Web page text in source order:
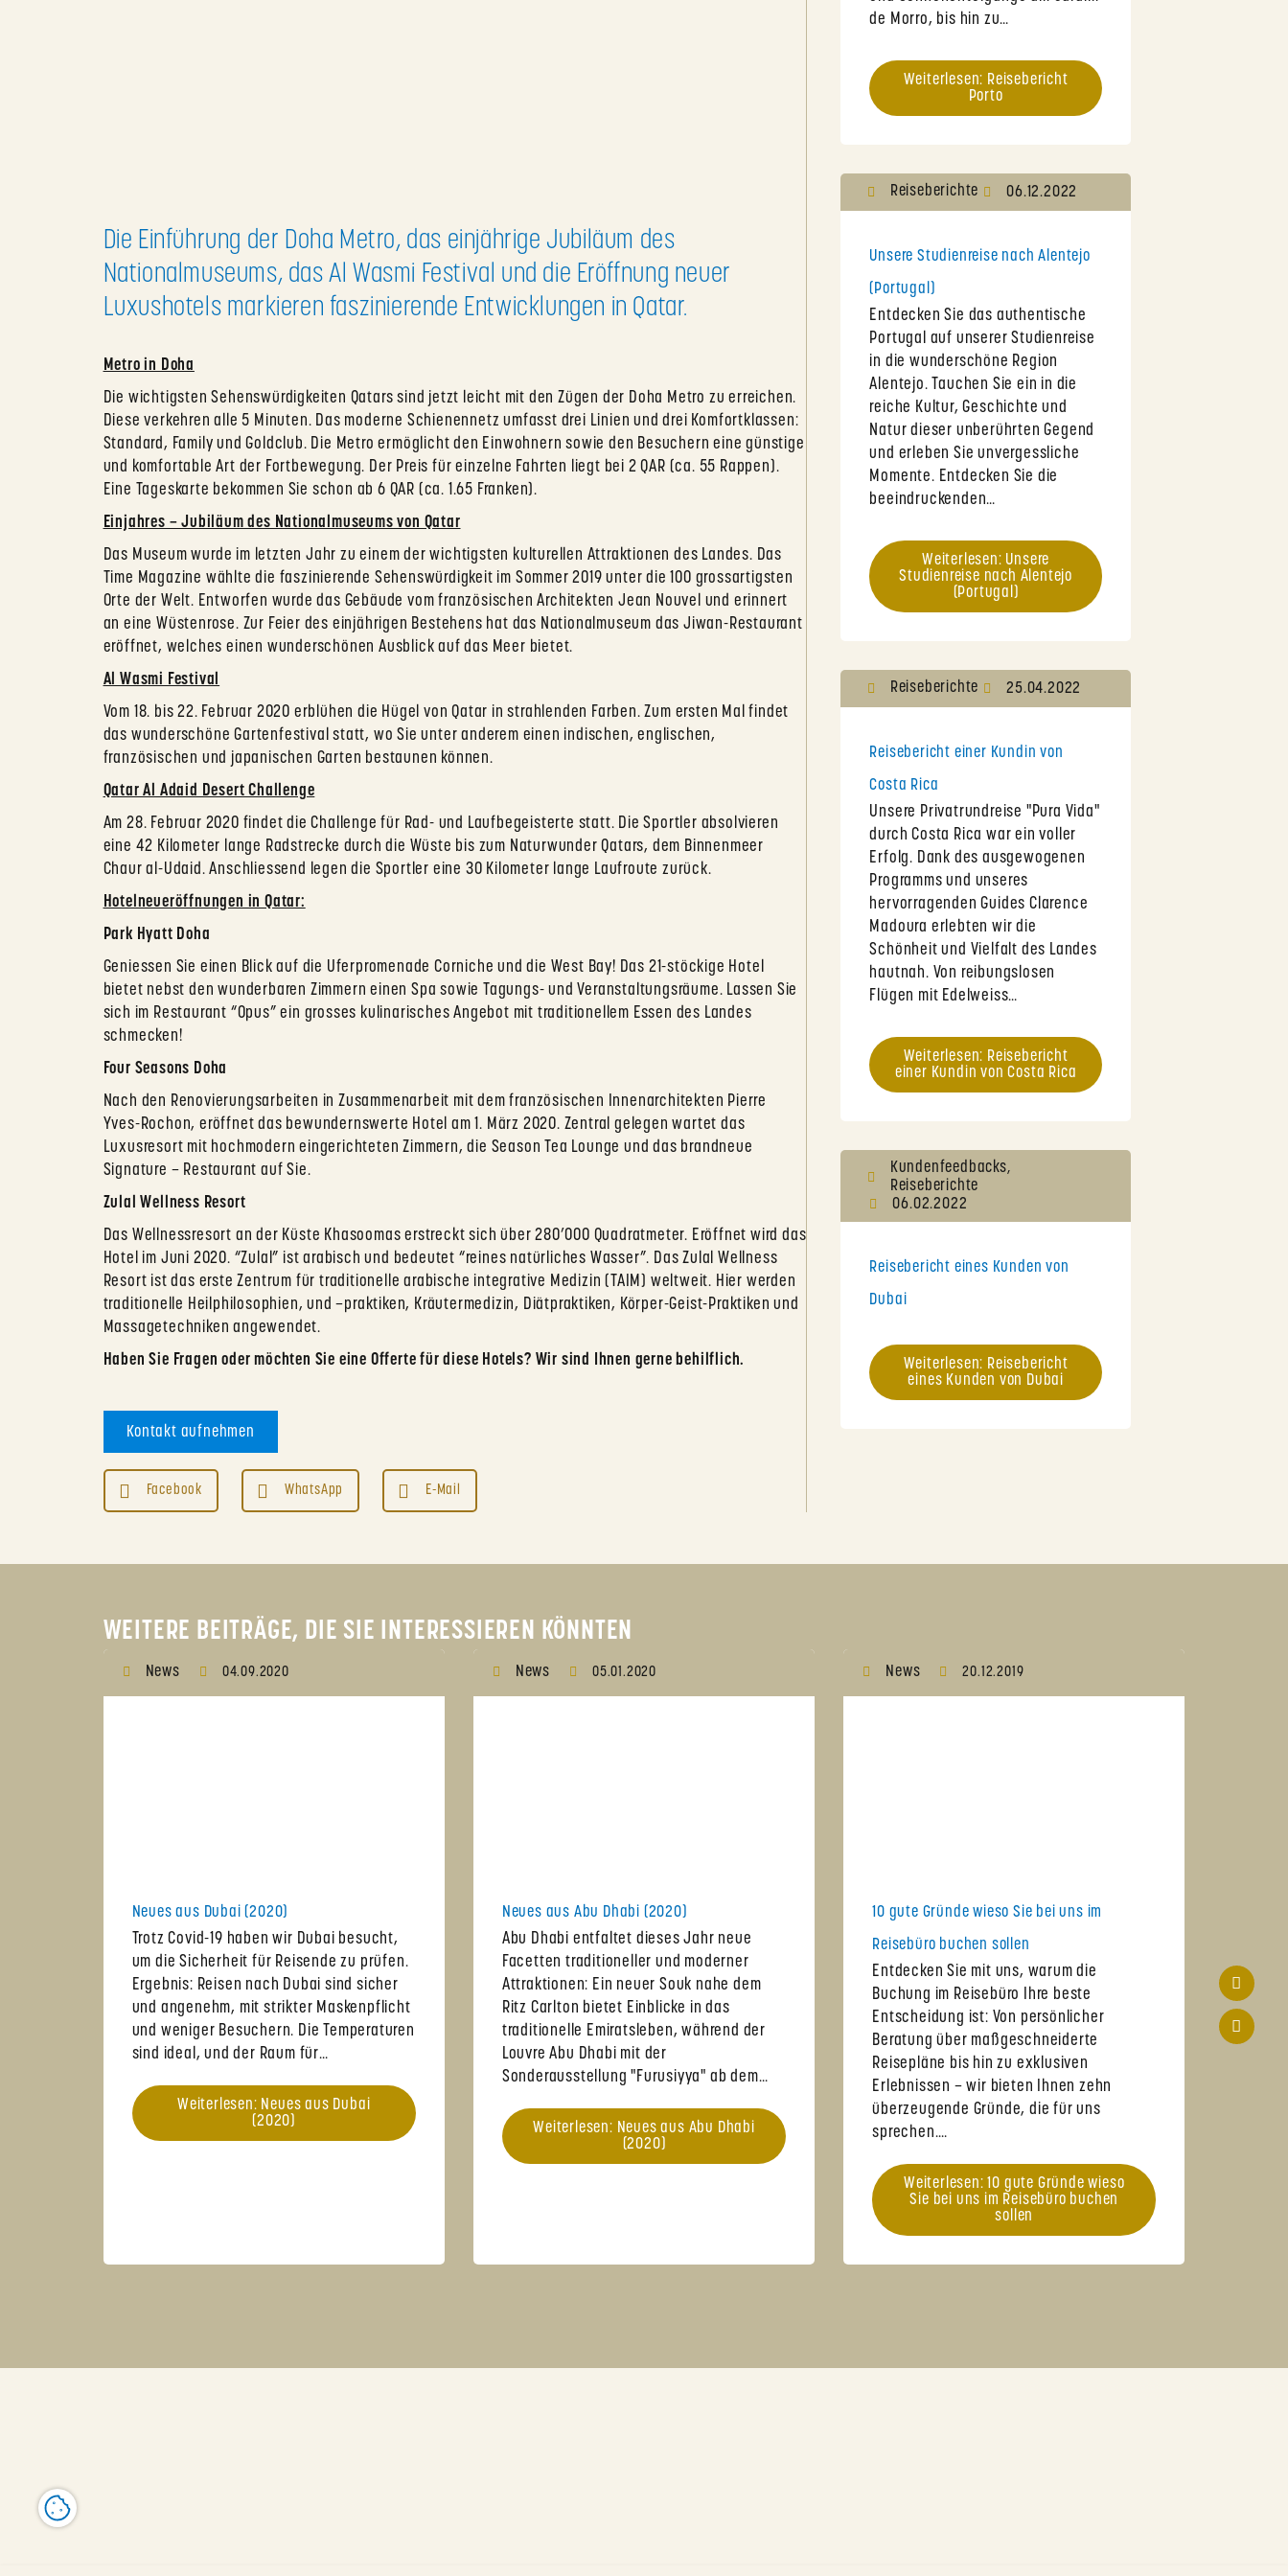
Die Einführung der Doha Metro, das einjährige Jubiläum des
Nationalmuseums, das Al Wasmi Festival und die Eröffnung neuer
Luxushotels markieren faszinierende Entwicklungen in Qatar.
Metro in Doha
Die wichtigsten Sehenswürdigkeiten Qatars sind jetzt leicht mit den Zügen der Doha Metro zu erreichen.
Diese verkehren alle 5 Minuten. Das moderne Schienennetz umfasst drei Linien und drei Komfortklassen:
Standard, Family und Goldclub. Die Metro ermöglicht den Einwohnern sowie den Besuchern eine günstige
und komfortable Art der Fortbewegung. Der Preis für einzelne Fahrten liegt bei 2 QAR (ca. 55 Rappen).
Eine Tageskarte bekommen Sie schon ab 6 QAR (ca. 1.65 Franken).
Einjahres – Jubiläum des Nationalmuseums von Qatar
Das Museum wurde im letzten Jahr zu einem der wichtigsten kulturellen Attraktionen des Landes. Das
Time Magazine wählte die faszinierende Sehenswürdigkeit im Sommer 2019 unter die 100 grossartigsten
Orte der Welt. Entworfen wurde das Gebäude vom französischen Architekten Jean Nouvel und erinnert
an eine Wüstenrose. Zur Feier des einjährigen Bestehens hat das Nationalmuseum das Jiwan-Restaurant
eröffnet, welches einen wunderschönen Ausblick auf das Meer bietet.
Al Wasmi Festival
Vom 18. bis 22. Februar 2020 erblühen die Hügel von Qatar in strahlenden Farben. Zum ersten Mal findet
das wunderschöne Gartenfestival statt, wo Sie unter anderem einen indischen, englischen,
französischen und japanischen Garten bestaunen können.
Qatar Al Adaid Desert Challenge
Am 28. Februar 2020 findet die Challenge für Rad- und Laufbegeisterte statt. Die Sportler absolvieren
eine 42 Kilometer lange Radstrecke durch die Wüste bis zum Naturwunder Qatars, dem Binnenmeer
Chaur al-Udaid. Anschliessend legen die Sportler eine 30 Kilometer lange Laufroute zurück.
Hotelneueröffnungen in Qatar:
Park Hyatt Doha
Geniessen Sie einen Blick auf die Uferpromenade Corniche und die West Bay! Das 21-stöckige Hotel
bietet nebst den wunderbaren Zimmern einen Spa sowie Tagungs- und Veranstaltungsräume. Lassen Sie
sich im Restaurant “Opus” ein grosses kulinarisches Angebot mit traditionellem Essen des Landes
schmecken!
Four Seasons Doha
Nach den Renovierungsarbeiten in Zusammenarbeit mit dem französischen Innenarchitekten Pierre
Yves-Rochon, eröffnet das bewundernswerte Hotel am 1. März 2020. Zentral gelegen wartet das
Luxusresort mit hochmodern eingerichteten Zimmern, die Season Tea Lounge und das brandneue
Signature – Restaurant auf Sie.
Zulal Wellness Resort
Das Wellnessresort an der Küste Khasoomas erstreckt sich über 280’000 Quadratmeter. Eröffnet wird das
Hotel im Juni 2020. “Zulal” ist arabisch und bedeutet “reines natürliches Wasser”. Das Zulal Wellness
Resort ist das erste Zentrum für traditionelle arabische integrative Medizin (TAIM) weltweit. Hier werden
traditionelle Heilphilosophien, und –praktiken, Kräutermedizin, Diätpraktiken, Körper-Geist-Praktiken und
Massagetechniken angewendet.
Haben Sie Fragen oder möchten Sie eine Offerte für diese Hotels? Wir sind Ihnen gerne behilflich.
Kontakt aufnehmen
Facebook WhatsApp E-Mail
de Morro, bis hin zu…
Weiterlesen: Reisebericht
Porto
Reiseberichte 06.12.2022
Unsere Studienreise nach Alentejo
(Portugal)
Entdecken Sie das authentische
Portugal auf unserer Studienreise
in die wunderschöne Region
Alentejo. Tauchen Sie ein in die
reiche Kultur, Geschichte und
Natur dieser unberührten Gegend
und erleben Sie unvergessliche
Momente. Entdecken Sie die
beeindruckenden…
Weiterlesen: Unsere
Studienreise nach Alentejo
(Portugal)
Reiseberichte 25.04.2022
Reisebericht einer Kundin von
Costa Rica
Unsere Privatrundreise "Pura Vida"
durch Costa Rica war ein voller
Erfolg. Dank des ausgewogenen
Programms und unseres
hervorragenden Guides Clarence
Madoura erlebten wir die
Schönheit und Vielfalt des Landes
hautnah. Von reibungslosen
Flügen mit Edelweiss…
Weiterlesen: Reisebericht
einer Kundin von Costa Rica
Kundenfeedbacks,
Reiseberichte
06.02.2022
Reisebericht eines Kunden von
Dubai
Weiterlesen: Reisebericht
eines Kunden von Dubai
WEITERE BEITRÄGE, DIE SIE INTERESSIEREN KÖNNTEN
News 04.09.2020
Neues aus Dubai (2020)
Trotz Covid-19 haben wir Dubai besucht,
um die Sicherheit für Reisende zu prüfen.
Ergebnis: Reisen nach Dubai sind sicher
und angenehm, mit strikter Maskenpflicht
und weniger Besuchern. Die Temperaturen
sind ideal, und der Raum für…
Weiterlesen: Neues aus Dubai
(2020)
News 05.01.2020
Neues aus Abu Dhabi (2020)
Abu Dhabi entfaltet dieses Jahr neue
Facetten traditioneller und moderner
Attraktionen: Ein neuer Souk nahe dem
Ritz Carlton bietet Einblicke in das
traditionelle Emiratsleben, während der
Louvre Abu Dhabi mit der
Sonderausstellung "Furusiyya" ab dem…
Weiterlesen: Neues aus Abu Dhabi
(2020)
News 20.12.2019
10 gute Gründe wieso Sie bei uns im
Reisebüro buchen sollen
Entdecken Sie mit uns, warum die
Buchung im Reisebüro Ihre beste
Entscheidung ist: Von persönlicher
Beratung über maßgeschneiderte
Reisepläne bis hin zu exklusiven
Erlebnissen – wir bieten Ihnen zehn
überzeugende Gründe, die für uns
sprechen.…
Weiterlesen: 10 gute Gründe wieso
Sie bei uns im Reisebüro buchen
sollen